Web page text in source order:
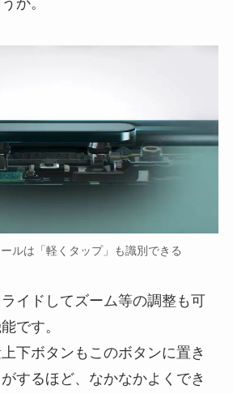
か。
ルは「軽くタップ」も識別できる
イドしてズーム等の調整も可
です。
下ボタンもこのボタンに置き
するほど、なかなかよくでき